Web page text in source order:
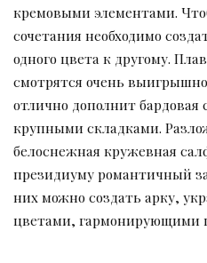
кремовыми элементами.
сочетания необходимо
одного цвета к другому.
смотрятся очень
отлично дополнит
крупными складками.
белоснежная кружевная
президиуму романтичный
них можно создать арку,
цветами, гармонирующими